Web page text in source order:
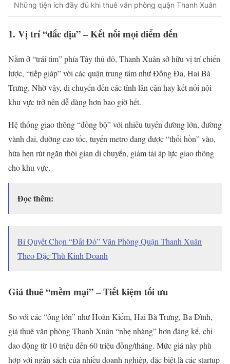
Những tiện ích đầy đủ khi thuê văn phòng quận Thanh Xuân
1. Vị trí “đắc địa” – Kết nối mọi điểm đến
Nằm ở “trái tim” phía Tây thủ đô, Thanh Xuân sở hữu vị trí chiến
lược, “tiếp giáp” với các quận trung tâm như Đống Đa, Hai Bà
Trưng. Nhờ vậy, di chuyển đến các tỉnh lân cận hay kết nối nội
khu vực trở nên dễ dàng hơn bao giờ hết.
Hệ thống giao thông “đồng bộ” với nhiều tuyến đường lớn, đường
vành đai, đường cao tốc, tuyến metro đang được “thổi hồn” vào,
hứa hẹn rút ngắn thời gian di chuyển, giảm tải áp lực giao thông
cho khu vực.
Đọc thêm:
Bí Quyết Chọn “Đất Đỏ” Văn Phòng Quận Thanh Xuân
Theo Đặc Thù Kinh Doanh
Giá thuê “mềm mại” – Tiết kiệm tối ưu
So với các “ông lớn” như Hoàn Kiếm, Hai Bà Trưng, Ba Đình,
giá thuê văn phòng Thanh Xuân “nhẹ nhàng” hơn đáng kể, chỉ
dao động từ 10 triệu đến 60 triệu đồng/tháng. Mức giá này phù
hợp với ngân sách của nhiều doanh nghiệp, đặc biệt là các startup